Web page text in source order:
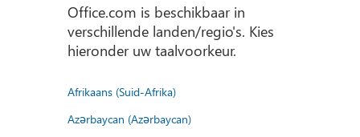
Office.com is beschikbaar in
verschillende landen/regio's. Kies
hieronder uw taalvoorkeur.
Afrikaans (Suid-Afrika)
Azərbaycan (Azərbaycan)